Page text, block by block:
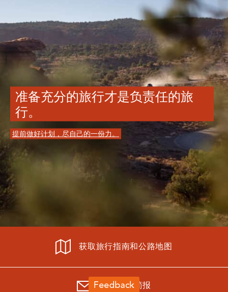
准备充分的旅行才是负责任的旅
行。
提前做好计划，尽自己的一份力。
获取旅行指南和公路地图
订阅新闻简报